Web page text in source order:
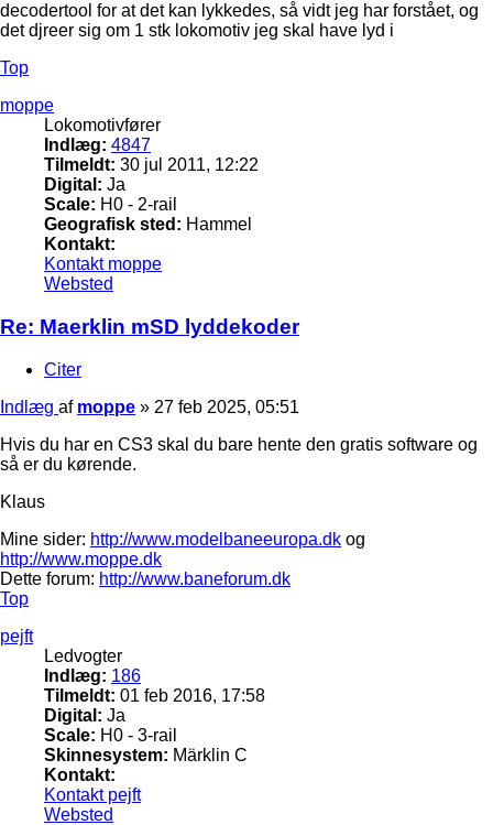
decodertool for at det kan lykkedes, så vidt jeg har forstået, og
det djreer sig om 1 stk lokomotiv jeg skal have lyd i
Top
moppe
Lokomotivfører
Indlæg: 4847
Tilmeldt: 30 jul 2011, 12:22
Digital: Ja
Scale: H0 - 2-rail
Geografisk sted: Hammel
Kontakt:
Kontakt moppe
Websted
Re: Maerklin mSD lyddekoder
Citer
Indlæg af moppe » 27 feb 2025, 05:51
Hvis du har en CS3 skal du bare hente den gratis software og
så er du kørende.
Klaus
Mine sider: http://www.modelbaneeuropa.dk og
http://www.moppe.dk
Dette forum: http://www.baneforum.dk
Top
pejft
Ledvogter
Indlæg: 186
Tilmeldt: 01 feb 2016, 17:58
Digital: Ja
Scale: H0 - 3-rail
Skinnesystem: Märklin C
Kontakt:
Kontakt pejft
Websted